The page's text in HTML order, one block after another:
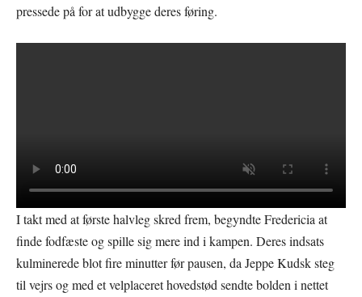
pressede på for at udbygge deres føring.
I takt med at første halvleg skred frem, begyndte Fredericia at
finde fodfæste og spille sig mere ind i kampen. Deres indsats
kulminerede blot fire minutter før pausen, da Jeppe Kudsk steg
til vejrs og med et velplaceret hovedstød sendte bolden i nettet